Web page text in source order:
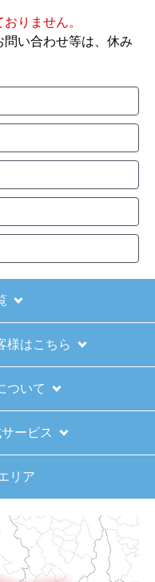
ありましたし、商
是非利用したいと
したか？
したか？
か？
文時期】2025
？】
利用です。価格が
見てしっかりして
りません。
い合わせ等は、休み
様はこちら
ついて
ービス
リア